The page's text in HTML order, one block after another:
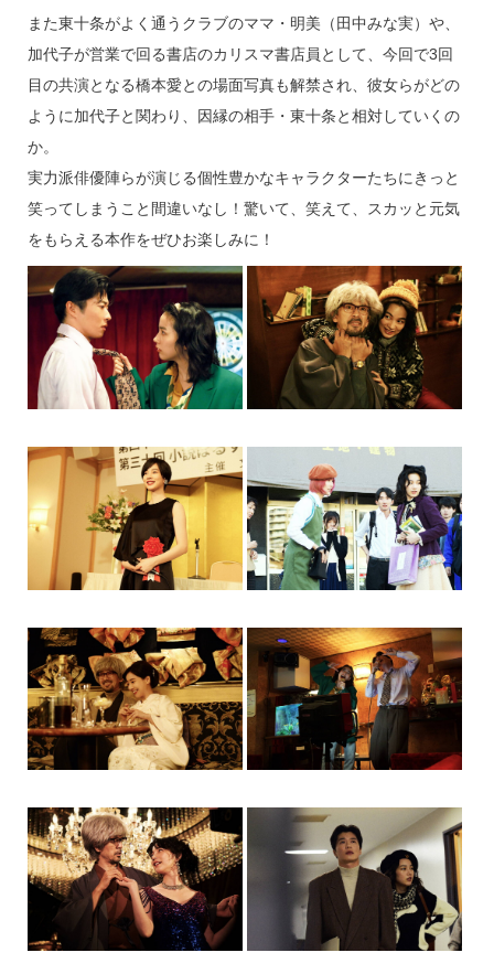
また東十条がよく通うクラブのママ・明美（田中みな実）や、
加代子が営業で回る書店のカリスマ書店員として、今回で3回
目の共演となる橋本愛との場面写真も解禁され、彼女らがどの
ように加代子と関わり、因縁の相手・東十条と相対していくの
か。
実力派俳優陣らが演じる個性豊かなキャラクターたちにきっと
笑ってしまうこと間違いなし！驚いて、笑えて、スカッと元気
をもらえる本作をぜひお楽しみに！